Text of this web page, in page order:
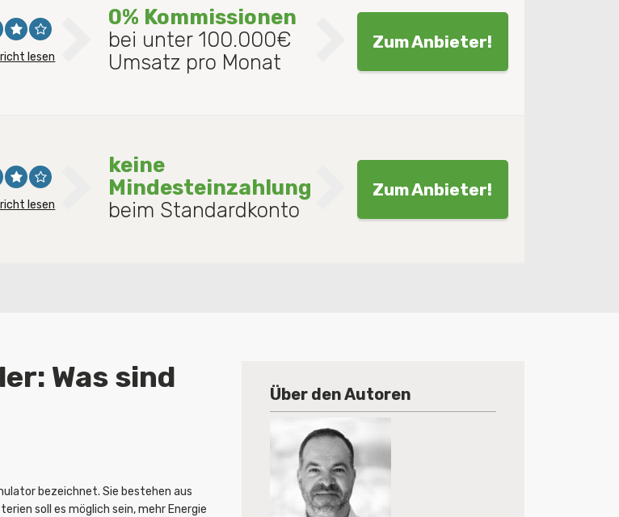
lesen
0% Kommissionen
bei unter 100.000€
Umsatz pro Monat
Zum Anbieter!
lesen
keine
Mindesteinzahlung
beim Standardkonto
Zum Anbieter!
Was sind
bezeichnet. Sie bestehen aus
soll es möglich sein, mehr Energie
Über den Autoren